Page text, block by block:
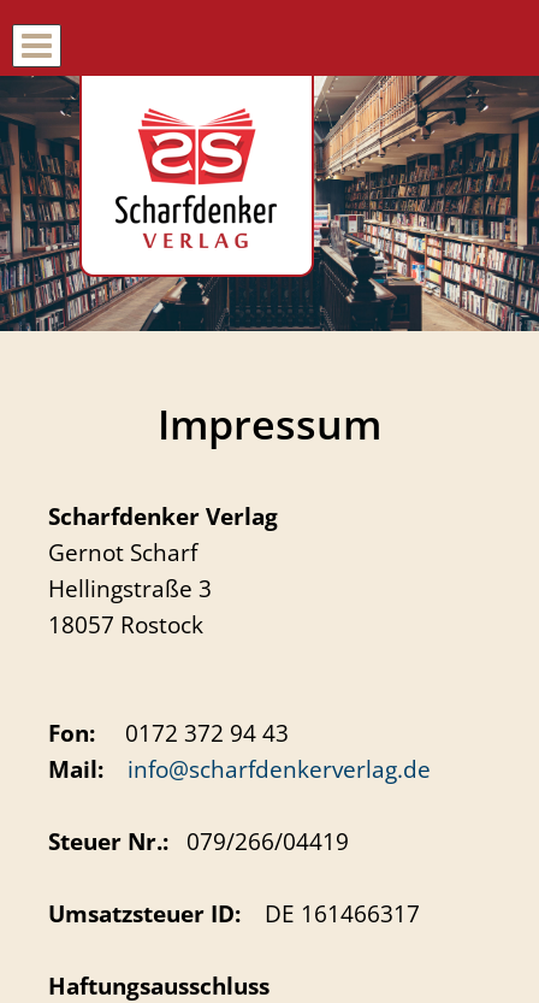
Impressum
Scharfdenker Verlag
Gernot Scharf
Hellingstraße 3
18057 Rostock
Fon: 0172 372 94 43
Mail:
info@scharfdenkerverlag.de
Steuer Nr.: 079/266/04419
Umsatzsteuer ID: DE 161466317
Haftungsausschluss